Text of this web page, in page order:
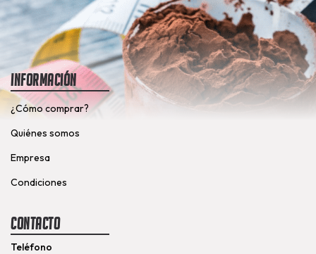
Información
¿Cómo comprar?
Quiénes somos
Empresa
Condiciones
Contacto
Teléfono